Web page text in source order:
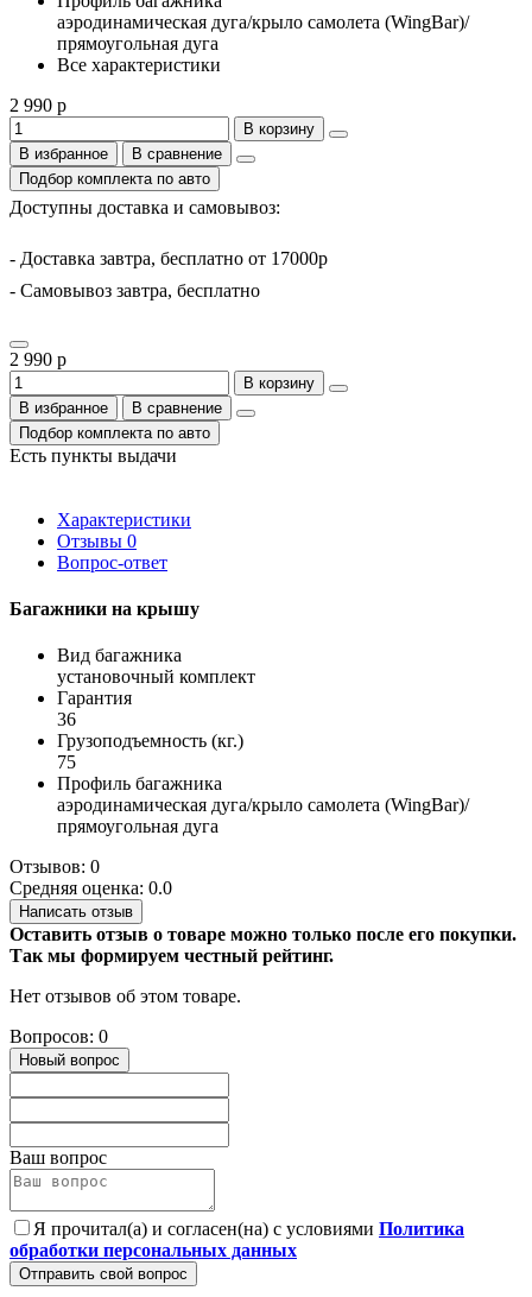
аэродинамическая дуга/крыло самолета (WingBar)/
прямоугольная дуга
Все характеристики
2 990 р
В корзину
В избранное
В сравнение
Подбор комплекта по авто
Доступны доставка и самовывоз:
- Доставка завтра, бесплатно от 17000р
- Самовывоз завтра, бесплатно
2 990 р
В корзину
В избранное
В сравнение
Подбор комплекта по авто
Есть пункты выдачи
Характеристики
Отзывы 0
Вопрос-ответ
Багажники на крышу
Вид багажника
установочный комплект
Гарантия
36
Грузоподъемность (кг.)
75
Профиль багажника
аэродинамическая дуга/крыло самолета (WingBar)/
прямоугольная дуга
Отзывов: 0
Средняя оценка: 0.0
Написать отзыв
Оставить отзыв о товаре можно только после его покупки.
Так мы формируем честный рейтинг.
Нет отзывов об этом товаре.
Вопросов: 0
Новый вопрос
Ваш вопрос
Я прочитал(а) и согласен(на) с условиями Политика
обработки персональных данных
Отправить свой вопрос